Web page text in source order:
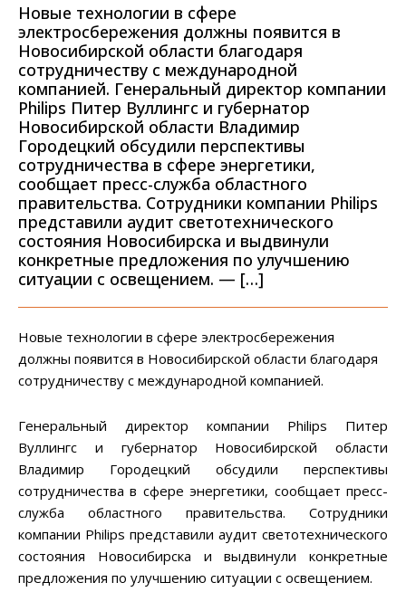
Новые технологии в сфере
электросбережения должны появится в
Новосибирской области благодаря
сотрудничеству с международной
компанией. Генеральный директор компании
Philips Питер Вуллингс и губернатор
Новосибирской области Владимир
Городецкий обсудили перспективы
сотрудничества в сфере энергетики,
сообщает пресс-служба областного
правительства. Сотрудники компании Philips
представили аудит светотехнического
состояния Новосибирска и выдвинули
конкретные предложения по улучшению
ситуации с освещением. — […]
Новые технологии в сфере электросбережения
должны появится в Новосибирской области благодаря
сотрудничеству с международной компанией.
Генеральный директор компании Philips Питер
Вуллингс и губернатор Новосибирской области
Владимир Городецкий обсудили перспективы
сотрудничества в сфере энергетики, сообщает пресс-
служба областного правительства. Сотрудники
компании Philips представили аудит светотехнического
состояния Новосибирска и выдвинули конкретные
предложения по улучшению ситуации с освещением.